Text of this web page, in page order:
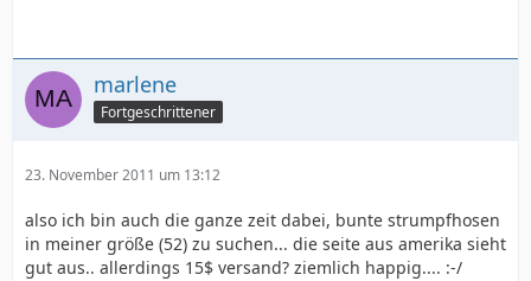
marlene
Fortgeschrittener
23. November 2011 um 13:12
also ich bin auch die ganze zeit dabei, bunte strumpfhosen
in meiner größe (52) zu suchen... die seite aus amerika sieht
gut aus.. allerdings 15$ versand? ziemlich happig.... :-/